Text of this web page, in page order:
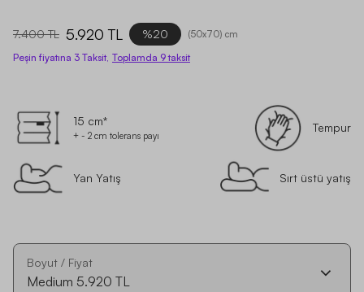
7.400 TL 5.920 TL %20 (50x70) cm
Peşin fiyatına 3 Taksit, Toplamda 9taksit
15 cm*
+ - 2 cm tolerans payı
Tempur
Yan Yatış Sırt üstü yatış
Boyut / Fiyat
Medium 5.920 TL